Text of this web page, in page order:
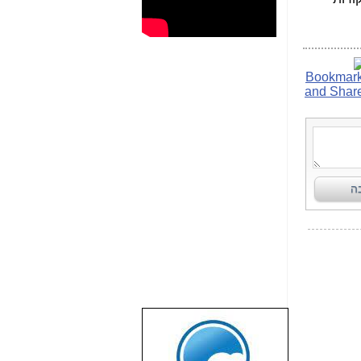
שבוע טוב לכל
הגולשים באשר
הם!!!